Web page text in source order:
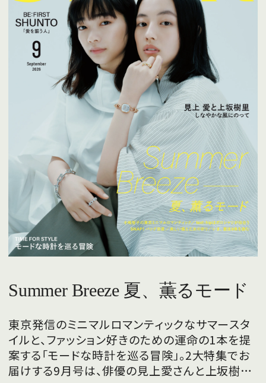
Summer Breeze 夏、薫るモード
東京発信のミニマルロマンティックなサマースタ
イルと、ファッション好きのための運命の1本を提
案する「モードな時計を巡る冒険」。2大特集でお
届けする9月号は、俳優の見上愛さんと上坂樹里